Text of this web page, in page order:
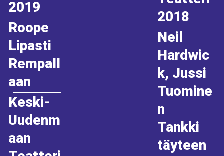
2019
Roope
Lipasti
Rempall
aan
Keski-
Uudenm
aan
2018
Neil
Hardwic
k, Jussi
Tuomine
n
Tankki
täyteen